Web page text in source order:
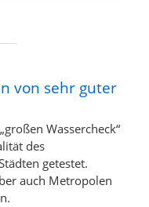
von sehr guter
Wassercheck“
des
getestet.
auch Metropolen